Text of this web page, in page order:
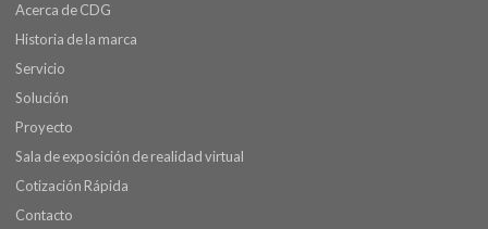
Acerca de CDG
Historia de la marca
Servicio
Solución
Proyecto
Sala de exposición de realidad virtual
Cotización Rápida
Contacto